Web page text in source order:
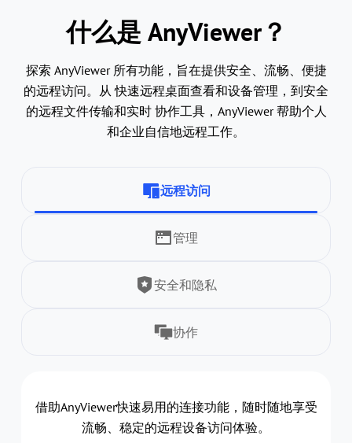
什么是 AnyViewer？
探索 AnyViewer 所有功能，旨在提供安全、流畅、便捷
的远程访问。从 快速远程桌面查看和设备管理，到安全
的远程文件传输和实时 协作工具，AnyViewer 帮助个人
和企业自信地远程工作。
远程访问
管理
安全和隐私
协作
远程访问
借助AnyViewer快速易用的连接功能，随时随地享受
流畅、稳定的远程设备访问体验。